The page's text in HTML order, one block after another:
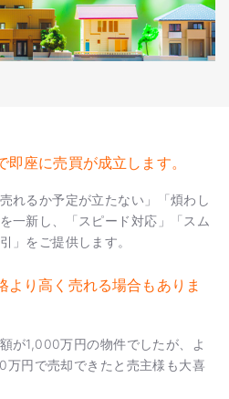
即座に売買が成立します。
れるか予定が立たない」「煩わし
一新し、「スピード対応」「スム
」をご提供します。
より高く売れる場合もありま
が1,000万円の物件でしたが、よ
万円で売却できたと売主様も大喜